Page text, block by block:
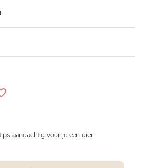
aandachtig voor je een dier